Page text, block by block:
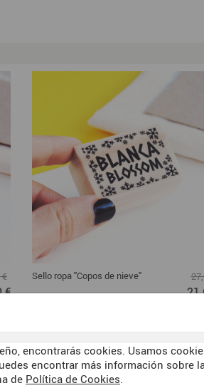
encontrarás cookies. Usamos
encontrar más información
de Política de Cookies.
€
Sello ropa "Copos de nieve"